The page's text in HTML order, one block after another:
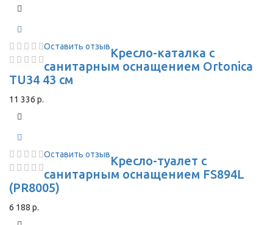
Оставить отзывКресло-каталка с
санитарным оснащением Ortonica
TU34 43 см
11 336 р.
Оставить отзывКресло-туалет с
санитарным оснащением FS894L
(PR8005)
6 188 р.